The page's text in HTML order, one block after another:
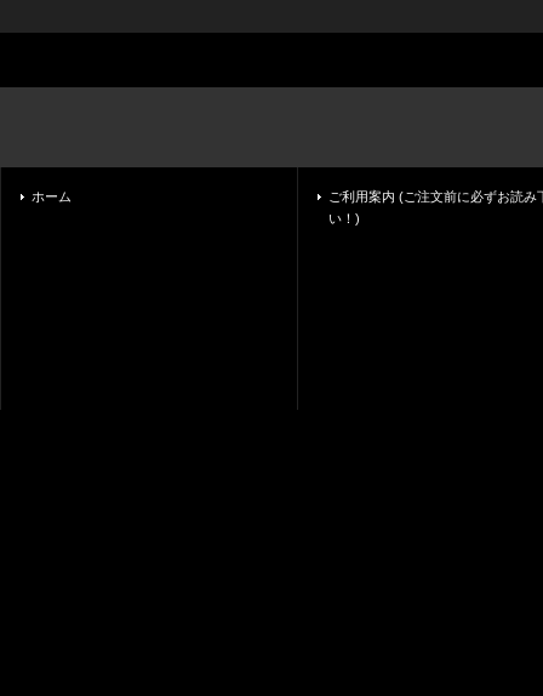
ホーム
ご利用案内 (ご注文前に必ずお読み
い！)